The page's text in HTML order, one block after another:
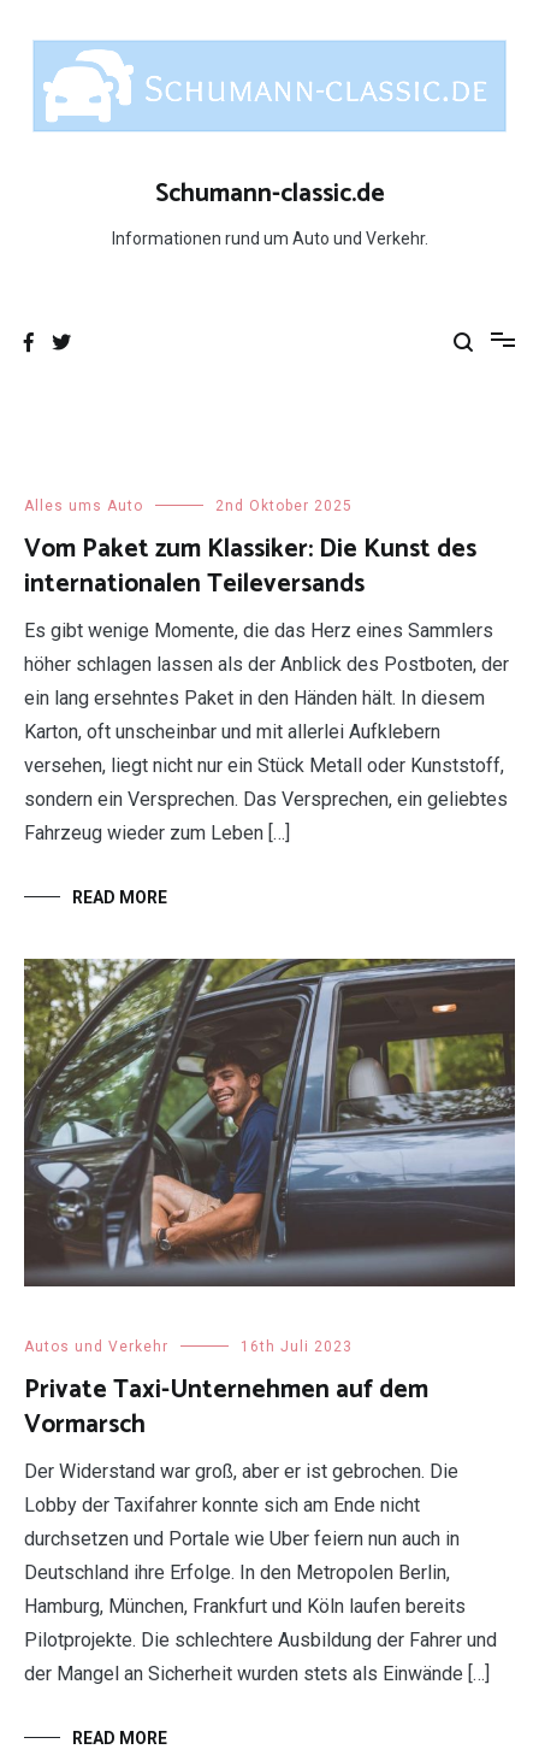
Schumann-classic.de
Informationen rund um Auto und Verkehr.
Alles ums Auto 2nd Oktober 2025
Vom Paket zum Klassiker: Die Kunst des
internationalen Teileversands
Es gibt wenige Momente, die das Herz eines Sammlers
höher schlagen lassen als der Anblick des Postboten, der
ein lang ersehntes Paket in den Händen hält. In diesem
Karton, oft unscheinbar und mit allerlei Aufklebern
versehen, liegt nicht nur ein Stück Metall oder Kunststoff,
sondern ein Versprechen. Das Versprechen, ein geliebtes
Fahrzeug wieder zum Leben […]
READ MORE
Autos und Verkehr 16th Juli 2023
Private Taxi-Unternehmen auf dem
Vormarsch
Der Widerstand war groß, aber er ist gebrochen. Die
Lobby der Taxifahrer konnte sich am Ende nicht
durchsetzen und Portale wie Uber feiern nun auch in
Deutschland ihre Erfolge. In den Metropolen Berlin,
Hamburg, München, Frankfurt und Köln laufen bereits
Pilotprojekte. Die schlechtere Ausbildung der Fahrer und
der Mangel an Sicherheit wurden stets als Einwände […]
READ MORE